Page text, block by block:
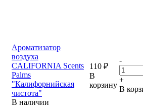
Ароматизатор
воздуха
CALIFORNIA Scents
Palms
"Калифорнийская
чистота"
В наличии
110 ₽
В
корзину
-
+
В